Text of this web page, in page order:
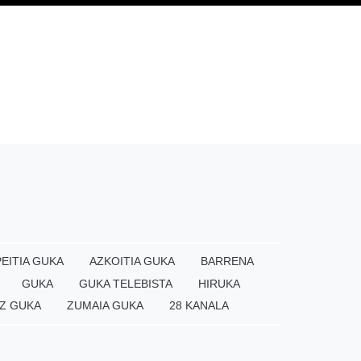
GUKA AZKOITIA GUKA
BARRENA
GUKA
GUKA TELEBISTA
HIRUKA
GUKA
ZUMAIA GUKA 28 KANALA